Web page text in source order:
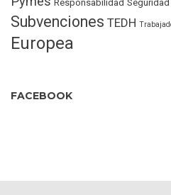
Responsabilidad Seguridad
Subvenciones TEDH
Europea
FACEBOOK